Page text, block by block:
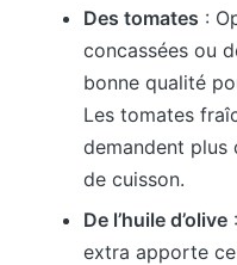
Des tomates :
concassées ou
bonne qualité
Les tomates
demandent plus
de cuisson.
De l’huile d’olive
extra apporte